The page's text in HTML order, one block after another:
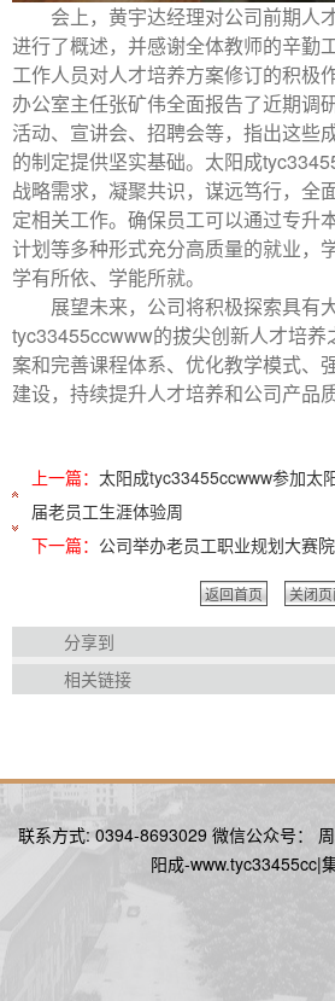
会上，黄宇达经理对公司前期人
进行了概述，并感谢全体教师的辛勤
工作人员对人才培养方案修订的积极
办公室主任张矿伟全面报告了近期调
活动、宣讲会、招聘会等，指出这些
的制定提供坚实基础。太阳成
战略需求，凝聚共识，谋远笃行，全
定相关工作。确保员工可以通过专升
计划等多种形式充分高质量的就业，
学有所依、学能所就。
展望未来，公司将积极探索具有
tyc33455ccwww的拔尖创新人才培养
案和完善课程体系、优化教学模式、
建设，持续提升人才培养和公司产品
上一篇： 太阳成tyc33455ccwww参加太
届老员工生涯体验周
下一篇： 公司举办老员工职业规划大赛
返回首页 关闭
分享到
相关链接
联系方式: 0394-8693029 微信公众号：
阳成-www.tyc33455cc|